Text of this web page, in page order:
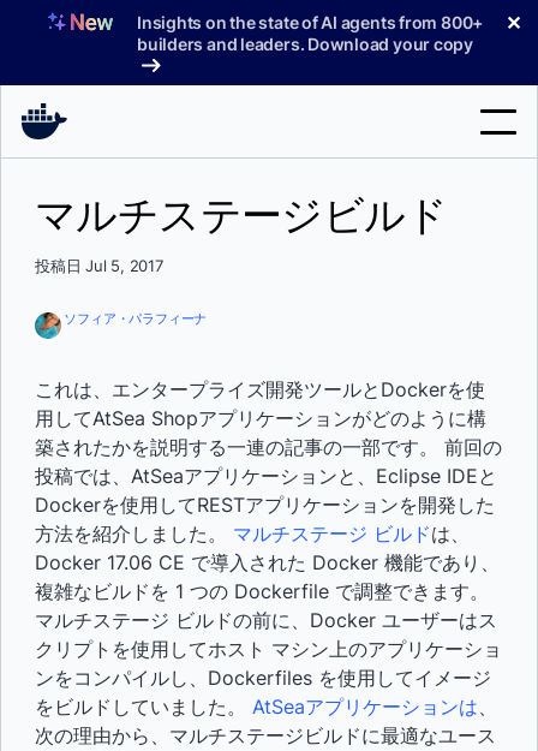
へ
Insights on the state of AI agents from 800+
builders and leaders. Download your copy
✕
ブログ
ドキュメント
索
サインイン
マルチステージビルド
投稿日 Jul 5, 2017
ソフィア・パラフィーナ
これは、エンタープライズ開発ツールとDockerを使
用してAtSea Shopアプリケーションがどのように構
築されたかを説明する一連の記事の一部です。 前回の
投稿では、AtSeaアプリケーションと、Eclipse IDEと
Dockerを使用してRESTアプリケーションを開発した
方法を紹介しました。 マルチステージ ビルドは、
Docker 17.06 CE で導入された Docker 機能であり、
複雑なビルドを 1 つの Dockerfile で調整できます。
マルチステージ ビルドの前に、Docker ユーザーはス
クリプトを使用してホスト マシン上のアプリケーショ
ンをコンパイルし、Dockerfiles を使用してイメージ
をビルドしていました。 AtSeaアプリケーションは、
次の理由から、マルチステージビルドに最適なユース